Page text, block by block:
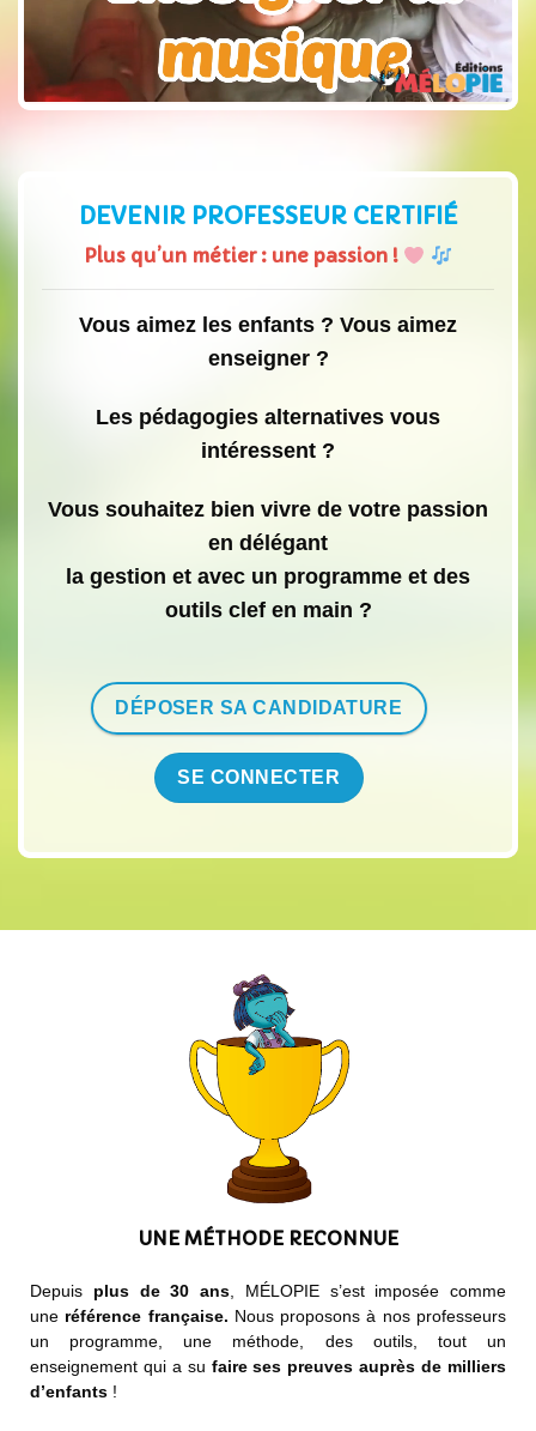
DEVENIR PROFESSEUR CERTIFIÉ
Plus qu’un métier : une passion !
Vous aimez les enfants ? Vous aimez
enseigner ?
Les pédagogies alternatives vous
intéressent ?
Vous souhaitez bien vivre de votre passion
en délégant
la gestion et avec un programme et des
outils clef en main ?
DÉPOSER SA CANDIDATURE
SE CONNECTER
UNE MÉTHODE RECONNUE
Depuis plus de 30 ans , MÉLOPIE s’est imposée comme
une référence française. Nous proposons à nos professeurs
un programme, une méthode, des outils, tout un
enseignement qui a su faire ses preuves auprès de milliers
d’enfants !